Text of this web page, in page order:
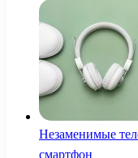
Незаменимые